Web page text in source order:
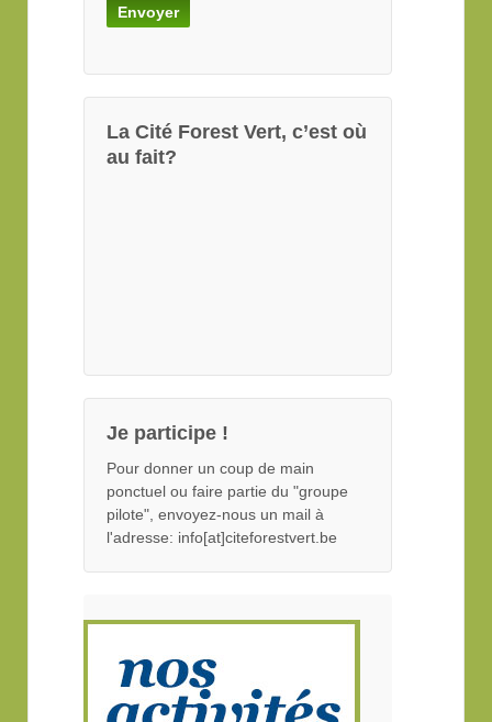
La Cité Forest Vert, c’est où
au fait?
Je participe !
Pour donner un coup de main
ponctuel ou faire partie du "groupe
pilote", envoyez-nous un mail à
l'adresse: info[at]citeforestvert.be